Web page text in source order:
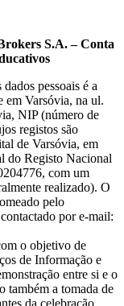
S.A. – Conta
pessoais é a
Varsóvia, na ul.
NIP (número de
registos são
de Varsóvia, em
do Registo Nacional
com um
realizado). O
pelo
por e-mail:
o objetivo de
de Informação e
entre si e o
também a tomada de
da celebração